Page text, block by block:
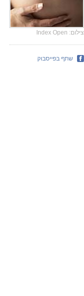
צילום: Index Open
שתף בפייסבוק